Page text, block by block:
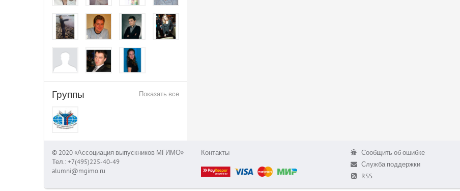
Показать все
Группы
© 2020 «Ассоциация выпускников МГИМО»
Тел.: +7(495)225-40-49
alumni@mgimo.ru
Контакты
Сообщить об ошибке
Служба поддержки
RSS